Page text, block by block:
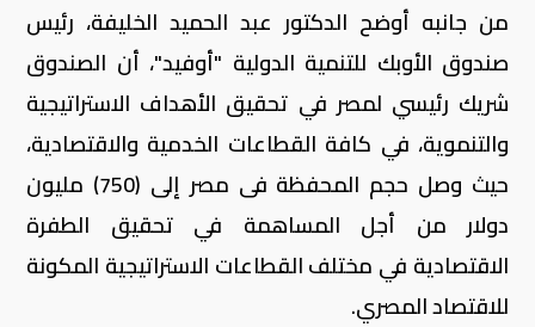
من جانبه أوضح الدكتور عبد الحميد الخليفة، رئيس
صندوق الأوبك للتنمية الدولية "أوفيد"، أن الصندوق
شريك رئيسي لمصر في تحقيق الأهداف الاستراتيجية
والتنموية، في كافة القطاعات الخدمية والاقتصادية،
حيث وصل حجم المحفظة فى مصر إلى (750) مليون
دولار من أجل المساهمة في تحقيق الطفرة
الاقتصادية في مختلف القطاعات الاستراتيجية المكونة
للاقتصاد المصري.